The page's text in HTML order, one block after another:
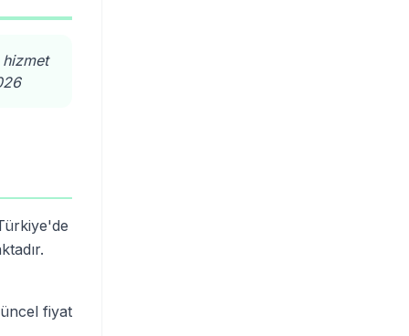
fiyat